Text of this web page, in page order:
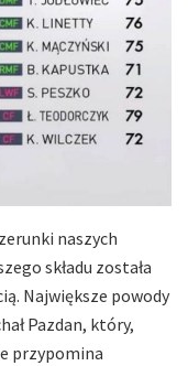
naszych
składu została
Największe powody
Pazdan, który,
przypomina